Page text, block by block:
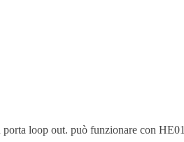
loop out. può funzionare con